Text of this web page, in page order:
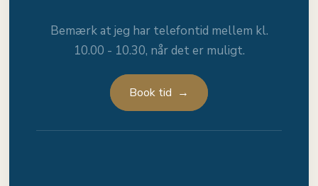
Bemærk at jeg har telefontid mellem kl.
10.00 - 10.30, når det er muligt.
Book tid →